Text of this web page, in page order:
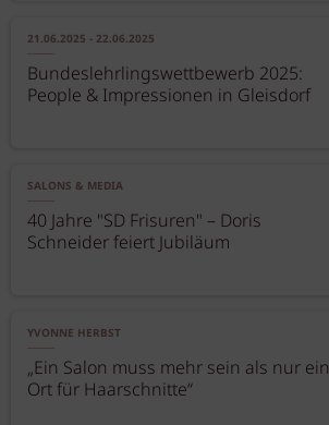
21.06.2025 - 22.06.2025
Bundeslehrlingswettbewerb 2025:
People & Impressionen in Gleisdorf
SALONS & MEDIA
40 Jahre "SD Frisuren" – Doris
Schneider feiert Jubiläum
YVONNE HERBST
„Ein Salon muss mehr sein als nur ein
Ort für Haarschnitte“